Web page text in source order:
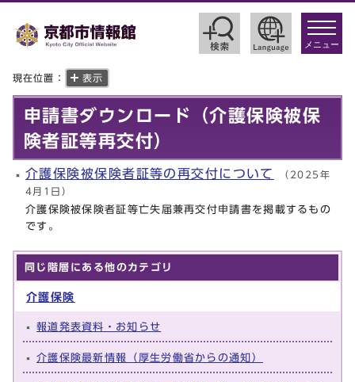
toggle
メニュー
現在位置： 表示
申請書ダウンロード（介護保険被保
険者証等再交付）
介護保険被保険者証等の再交付について
（2025年
4月1日）
介護保険被保険者証等亡失届兼再交付申請書を掲載するもの
です。
同じ階層にある他のカテゴリ
介護保険
報道発表資料・お知らせ
介護保険最新情報（厚生労働省からの通知）